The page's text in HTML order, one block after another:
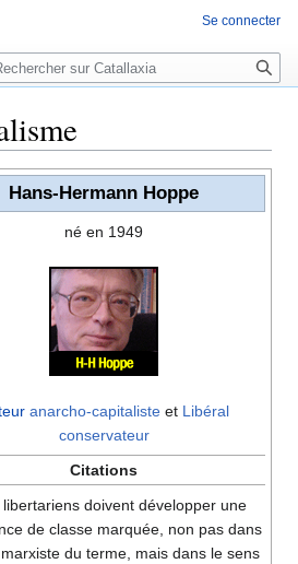
Hans-Hermann Hoppe
né en 1949
anarcho-capitalisteet Libéral
conservateur
Citations
doivent développer une
de classe marquée, non pas dans
du terme, mais dans le sens
Se connecter